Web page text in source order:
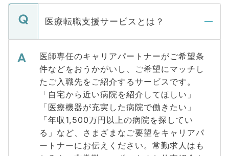
医療転職支援サービスとは？
医師専任のキャリアパートナーがご希望条
件などをおうかがいし、ご希望にマッチし
たご入職先をご紹介するサービスです。
「自宅から近い病院を紹介してほしい」
「医療機器が充実した病院で働きたい」
「年収1,500万円以上の病院を探してい
る」など、さまざまなご要望をキャリアパ
ートナーにお伝えください。常勤求人はも